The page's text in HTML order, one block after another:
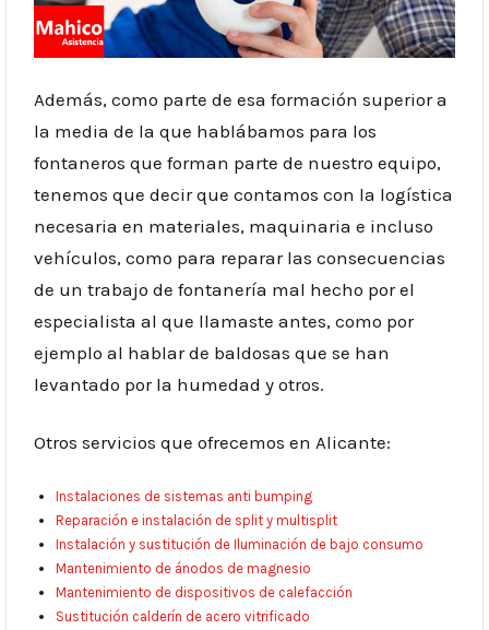
Además, como parte de esa formación superior a
la media de la que hablábamos para los
fontaneros que forman parte de nuestro equipo,
tenemos que decir que contamos con la logística
necesaria en materiales, maquinaria e incluso
vehículos, como para reparar las consecuencias
de un trabajo de fontanería mal hecho por el
especialista al que llamaste antes, como por
ejemplo al hablar de baldosas que se han
levantado por la humedad y otros.
Otros servicios que ofrecemos en Alicante:
Instalaciones de sistemas anti bumping
Reparación e instalación de split y multisplit
Instalación y sustitución de Iluminación de bajo consumo
Mantenimiento de ánodos de magnesio
Mantenimiento de dispositivos de calefacción
Sustitución calderín de acero vitrificado